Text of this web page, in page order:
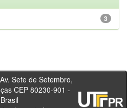
3
de Setembro,
CEP 80230-901 -
PR - Brasil